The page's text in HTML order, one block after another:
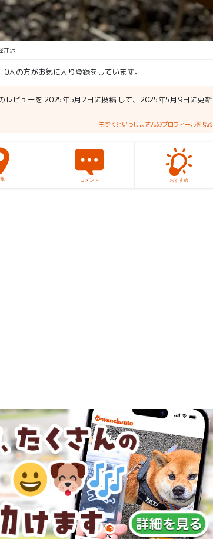
井沢
人の方がお気に入り登録をしています。
レビューを 2025年5月2日に投稿 して、2025年5月9日に更新
もずくといっしょさんのプロフィールを見る
コメント おすすめ